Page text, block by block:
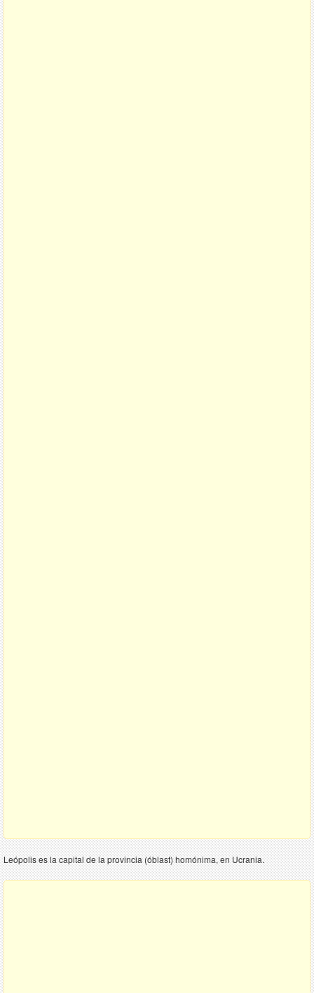
Leópolis es la capital de la provincia (óblast) homónima, en Ucrania.